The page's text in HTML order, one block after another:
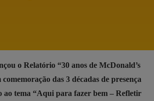
o Relatório “30 anos de McDonald’s
das 3 décadas de presença
ao tema “Aqui para fazer bem – Refletir